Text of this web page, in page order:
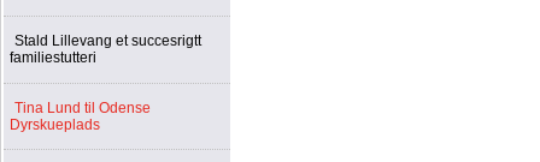
Stald Lillevang et succesrigtt
familiestutteri
Tina Lund til Odense
Dyrskueplads